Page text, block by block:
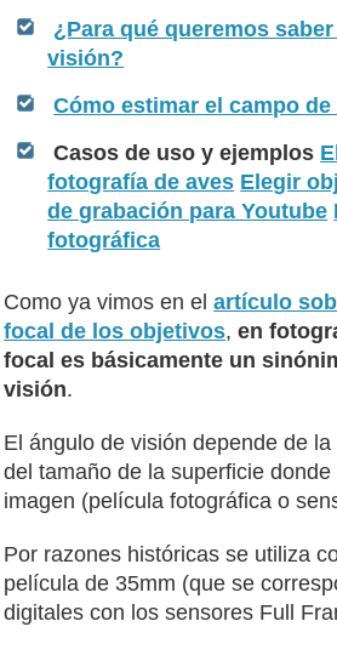
¿Para qué queremos
visión?
Cómo estimar el campo
Casos de uso y ejemplos
fotografía de aves Elegir
de grabación para Youtube
fotográfica
Como ya vimos en elartículo
focal de los objetivos,en
focal es básicamente un
visión.
El ángulo de visión depende de
del tamaño de la superficie
imagen (película fotográfica o
Por razones históricas se utiliza
película de 35mm (que se
digitales con los sensores Full